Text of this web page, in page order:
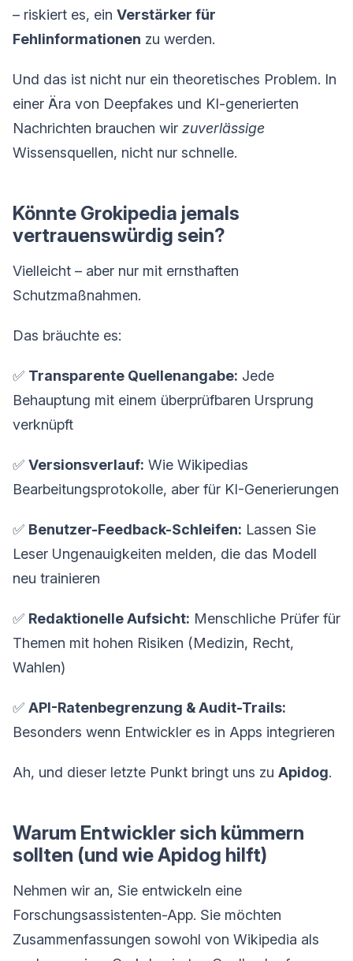
– riskiert es, ein Verstärker für
Fehlinformationen zu werden.
Und das ist nicht nur ein theoretisches Problem. In
einer Ära von Deepfakes und KI-generierten
Nachrichten brauchen wir zuverlässige
Wissensquellen, nicht nur schnelle.
Könnte Grokipedia jemals
vertrauenswürdig sein?
Vielleicht – aber nur mit ernsthaften
Schutzmaßnahmen.
Das bräuchte es:
✅ Transparente Quellenangabe: Jede
Behauptung mit einem überprüfbaren Ursprung
verknüpft
✅ Versionsverlauf: Wie Wikipedias
Bearbeitungsprotokolle, aber für KI-Generierungen
✅ Benutzer-Feedback-Schleifen: Lassen Sie
Leser Ungenauigkeiten melden, die das Modell
neu trainieren
✅ Redaktionelle Aufsicht: Menschliche Prüfer für
Themen mit hohen Risiken (Medizin, Recht,
Wahlen)
✅ API-Ratenbegrenzung & Audit-Trails:
Besonders wenn Entwickler es in Apps integrieren
Ah, und dieser letzte Punkt bringt uns zu Apidog.
Warum Entwickler sich kümmern
sollten (und wie Apidog hilft)
Nehmen wir an, Sie entwickeln eine
Forschungsassistenten-App. Sie möchten
Zusammenfassungen sowohl von Wikipedia als